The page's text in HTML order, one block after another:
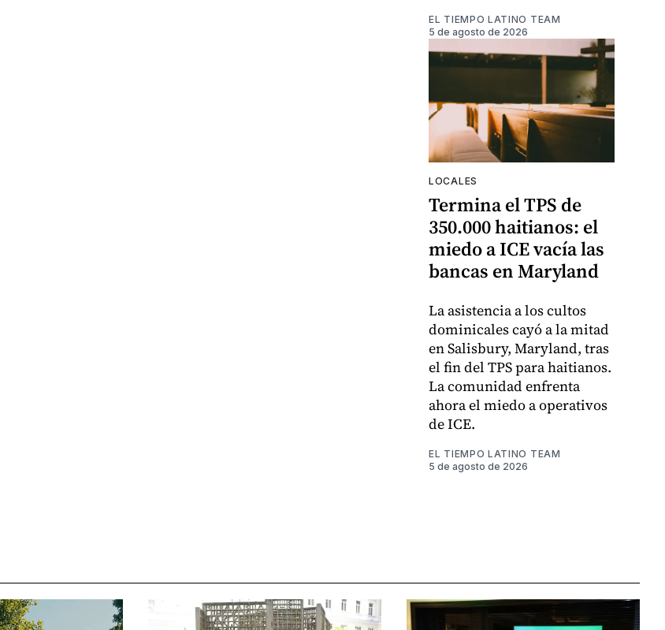
EL TIEMPO LATINO TEAM
5 de agosto de 2026
LOCALES
Termina el TPS de
350.000 haitianos: el
miedo a ICE vacía las
bancas en Maryland
La asistencia a los cultos
dominicales cayó a la mitad
en Salisbury, Maryland, tras
el fin del TPS para haitianos.
La comunidad enfrenta
ahora el miedo a operativos
de ICE.
EL TIEMPO LATINO TEAM
5 de agosto de 2026